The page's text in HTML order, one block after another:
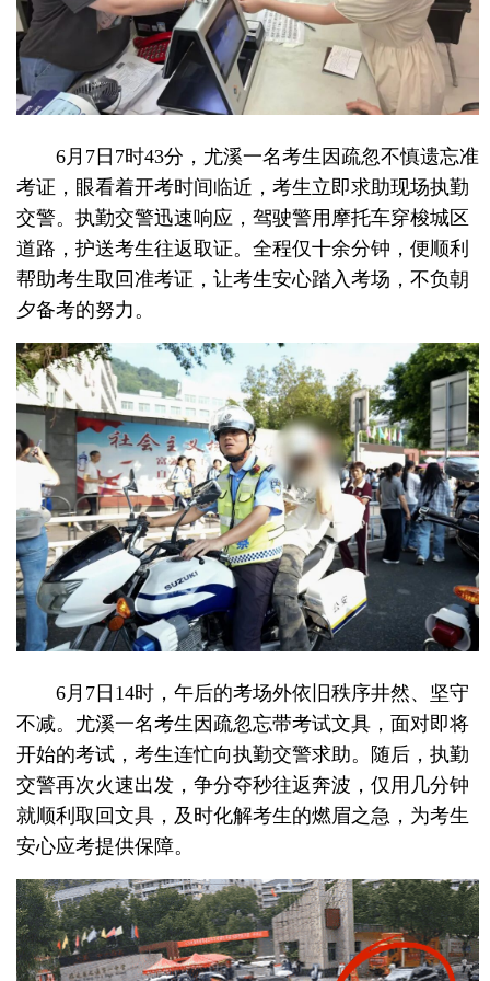
6月7日7时43分，尤溪一名考生因疏忽不慎遗忘准
考证，眼看着开考时间临近，考生立即求助现场执勤
交警。执勤交警迅速响应，驾驶警用摩托车穿梭城区
道路，护送考生往返取证。全程仅十余分钟，便顺利
帮助考生取回准考证，让考生安心踏入考场，不负朝
夕备考的努力。
6月7日14时，午后的考场外依旧秩序井然、坚守
不减。尤溪一名考生因疏忽忘带考试文具，面对即将
开始的考试，考生连忙向执勤交警求助。随后，执勤
交警再次火速出发，争分夺秒往返奔波，仅用几分钟
就顺利取回文具，及时化解考生的燃眉之急，为考生
安心应考提供保障。